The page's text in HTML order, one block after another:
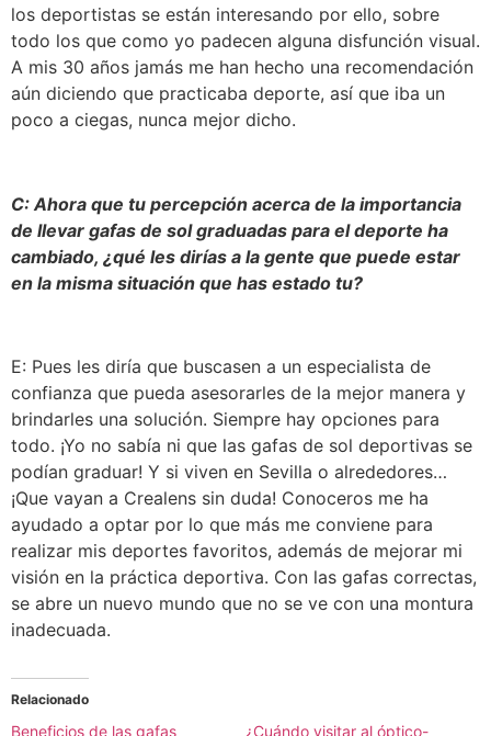
los deportistas se están interesando por ello, sobre
todo los que como yo padecen alguna disfunción visual.
A mis 30 años jamás me han hecho una recomendación
aún diciendo que practicaba deporte, así que iba un
poco a ciegas, nunca mejor dicho.
C: Ahora que tu percepción acerca de la importancia
de llevar gafas de sol graduadas para el deporte ha
cambiado, ¿qué les dirías a la gente que puede estar
en la misma situación que has estado tu?
E: Pues les diría que buscasen a un especialista de
confianza que pueda asesorarles de la mejor manera y
brindarles una solución. Siempre hay opciones para
todo. ¡Yo no sabía ni que las gafas de sol deportivas se
podían graduar! Y si viven en Sevilla o alrededores…
¡Que vayan a Crealens sin duda! Conoceros me ha
ayudado a optar por lo que más me conviene para
realizar mis deportes favoritos, además de mejorar mi
visión en la práctica deportiva. Con las gafas correctas,
se abre un nuevo mundo que no se ve con una montura
inadecuada.
Relacionado
Beneficios de las gafas ¿Cuándo visitar al óptico-